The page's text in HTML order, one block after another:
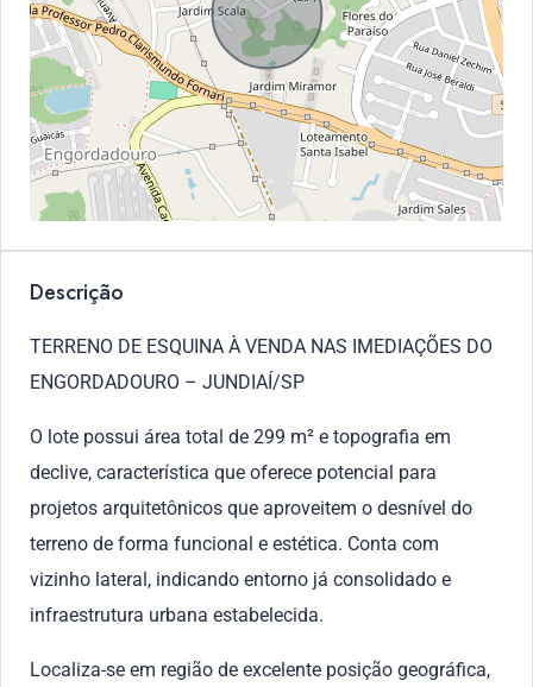
Descrição
TERRENO DE ESQUINA À VENDA NAS IMEDIAÇÕES DO
ENGORDADOURO – JUNDIAÍ/SP
O lote possui área total de 299 m² e topografia em
declive, característica que oferece potencial para
projetos arquitetônicos que aproveitem o desnível do
terreno de forma funcional e estética. Conta com
vizinho lateral, indicando entorno já consolidado e
infraestrutura urbana estabelecida.
Localiza-se em região de excelente posição geográfica,